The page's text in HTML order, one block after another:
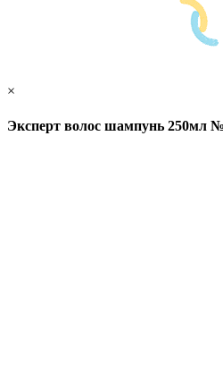
×
Эксперт волос шампунь 250мл